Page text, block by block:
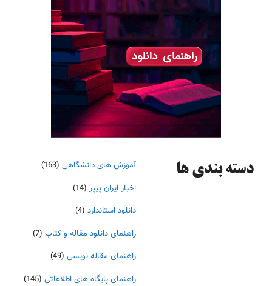
دسته‌ بندی ها آموزش های دانشگاهی (163)
اخبار ایران پیپر (14)
دانلود استاندارد (4)
راهنمای دانلود مقاله و کتاب (7)
راهنمای مقاله نویسی (49)
راهنمای پایگاه های اطلاعاتی (145)